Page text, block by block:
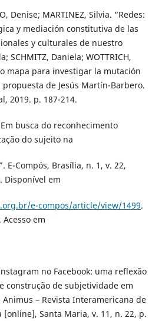
Denise; MARTINEZ, Silvia. “Redes:
y mediación constitutiva de las
y culturales de nuestro
SCHMITZ, Daniela; WOTTRICH,
mapa para investigar la mutación
de Jesús Martín-Barbero.
2019. p. 187-214.
busca do reconhecimento
do sujeito na
E-Compós, Brasília, n. 1, v. 22,
Disponível em
e-compos/article/view/1499.
Acesso em
no Facebook: uma reflexão
construção de subjetividade em
– Revista Interamericana de
Santa Maria, v. 11, n. 22, p.